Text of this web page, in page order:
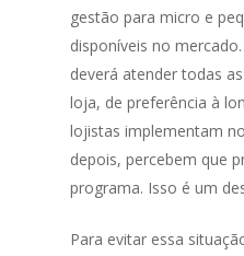
gestão para micro e
disponíveis no
deverá atender todas
loja, de preferência à
lojistas implementam
depois, percebem que
programa. Isso é um
Para evitar essa